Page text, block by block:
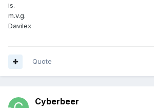
is.
m.v.g.
Davilex
Quote
Cyberbeer